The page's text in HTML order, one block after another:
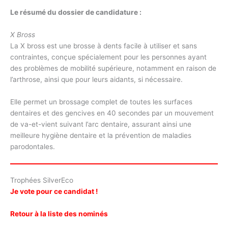
Le résumé du dossier de candidature :
X Bross
La X bross est une brosse à dents facile à utiliser et sans
contraintes, conçue spécialement pour les personnes ayant
des problèmes de mobilité supérieure, notamment en raison de
l’arthrose, ainsi que pour leurs aidants, si nécessaire.
Elle permet un brossage complet de toutes les surfaces
dentaires et des gencives en 40 secondes par un mouvement
de va-et-vient suivant l’arc dentaire, assurant ainsi une
meilleure hygiène dentaire et la prévention de maladies
parodontales.
Trophées SilverEco
Je vote pour ce candidat !
Retour à la liste des nominés